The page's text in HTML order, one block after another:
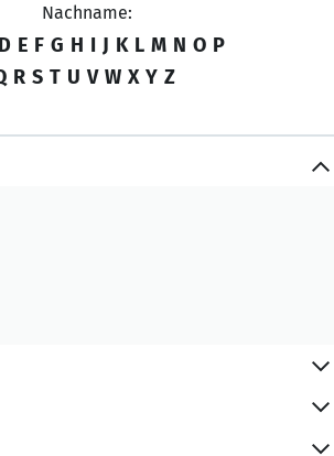
Nachname:
D E F G H I J K L M N O P
R S T U V W X Y Z